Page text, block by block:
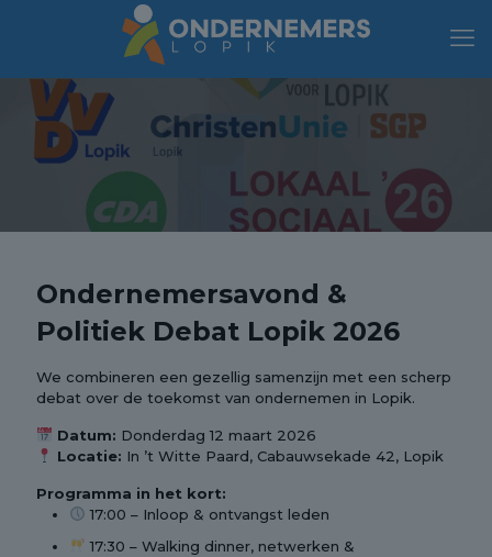
Ondernemersavond &
Politiek Debat Lopik 2026
We combineren een gezellig samenzijn met een scherp
debat over de toekomst van ondernemen in Lopik.
Datum: Donderdag 12 maart 2026
Locatie: In ’t Witte Paard, Cabauwsekade 42, Lopik
Programma in het kort:
17:00 – Inloop & ontvangst leden
17:30 – Walking dinner, netwerken &